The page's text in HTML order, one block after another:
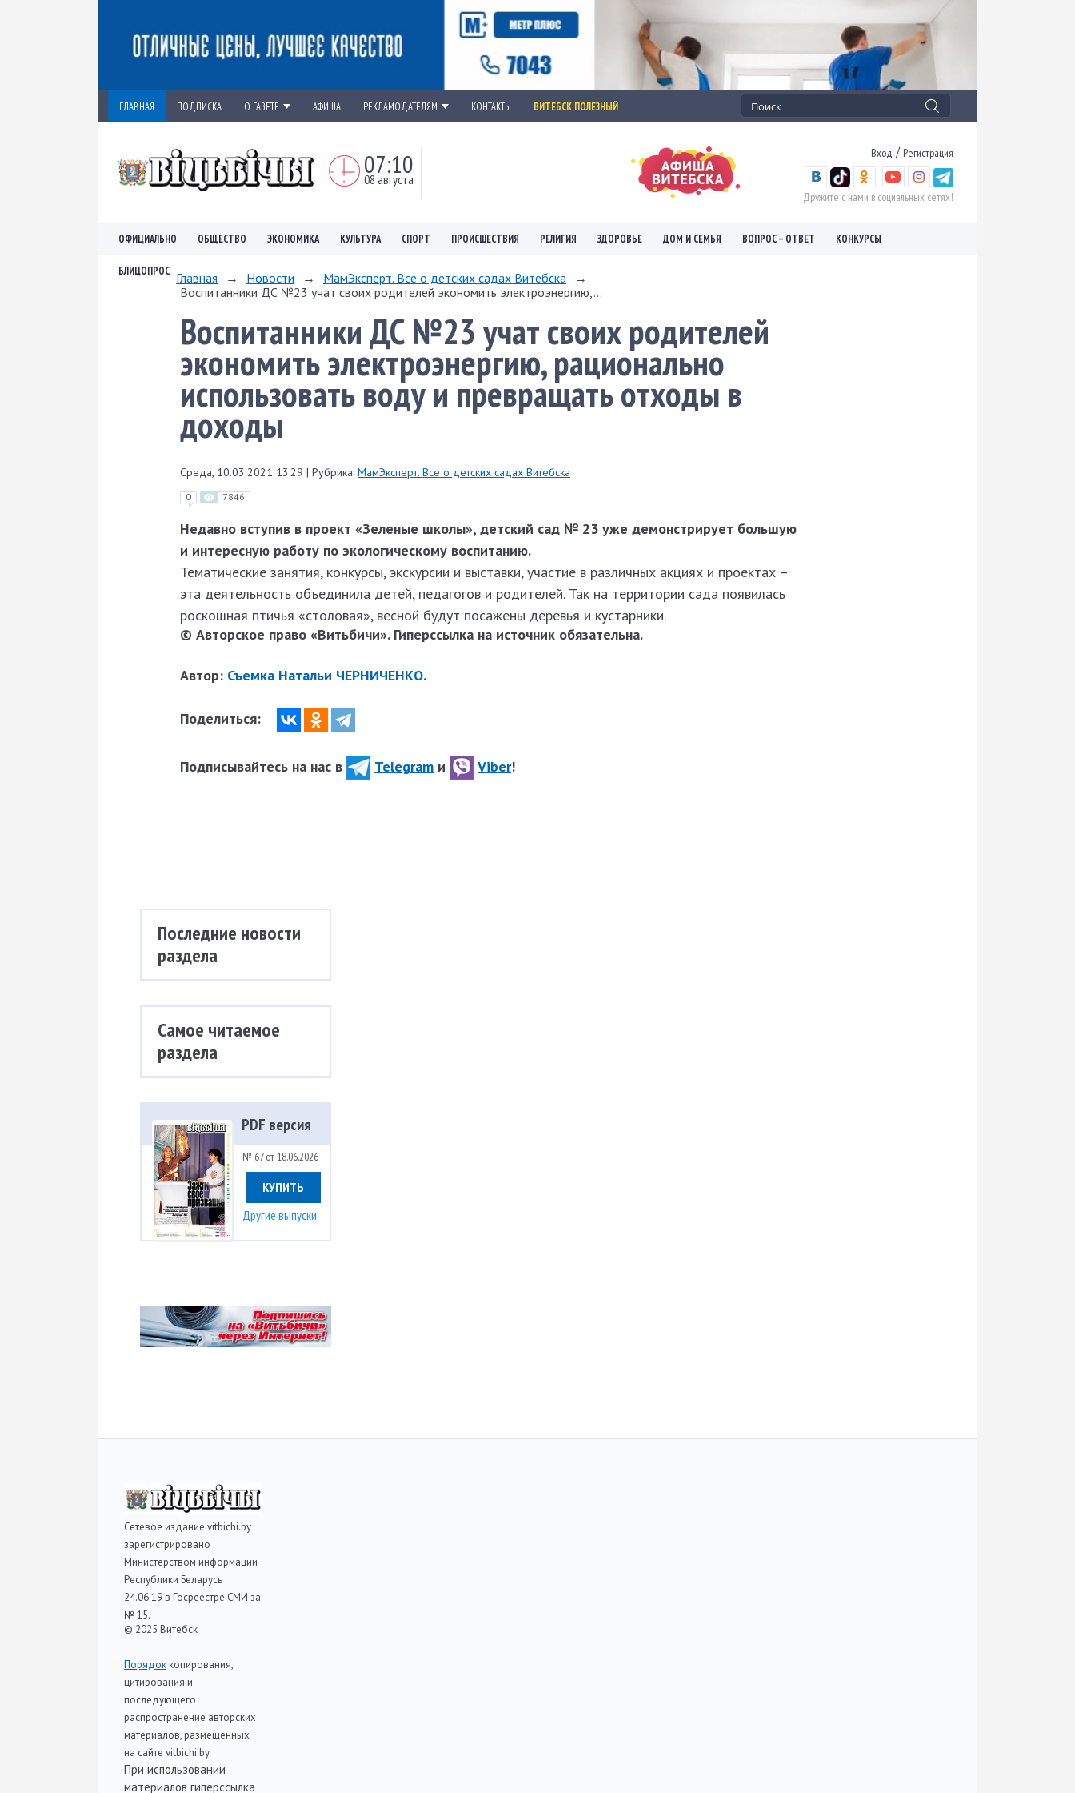
ГЛАВНАЯ ПОДПИСКА О ГАЗЕТЕ АФИША РЕКЛАМОДАТЕЛЯМ КОНТАКТЫ ВИТЕБСК ПОЛЕЗНЫЙ
07:10
08 августа
Вход / Регистрация
Дружите с нами в социальных сетях!
ОФИЦИАЛЬНО ОБЩЕСТВО ЭКОНОМИКА КУЛЬТУРА СПОРТ ПРОИСШЕСТВИЯ РЕЛИГИЯ ЗДОРОВЬЕ ДОМ И СЕМЬЯ ВОПРОС – ОТВЕТ КОНКУРСЫ
БЛИЦОПРОС Главная → Новости → МамЭксперт. Все о детских садах Витебска
→
Воспитанники ДС №23 учат своих родителей экономить электроэнергию,...
Воспитанники ДС №23 учат своих родителей
экономить электроэнергию, рационально
использовать воду и превращать отходы в
доходы
Среда, 10.03.2021 13:29 | Рубрика: МамЭксперт. Все о детских садах Витебска
0 7846
Недавно вступив в проект «Зеленые школы», детский сад № 23 уже демонстрирует большую
и интересную работу по экологическому воспитанию.
Тематические занятия, конкурсы, экскурсии и выставки, участие в различных акциях и проектах –
эта деятельность объединила детей, педагогов и родителей. Так на территории сада появилась
роскошная птичья «столовая», весной будут посажены деревья и кустарники.
© Авторское право «Витьбичи». Гиперссылка на источник обязательна.
Автор: Съемка Натальи ЧЕРНИЧЕНКО.
Поделиться:
Подписывайтесь на нас в Telegram и Viber!
Последние новости
раздела
Самое читаемое
раздела
PDF версия
№ 67 от 18.06.2026
КУПИТЬ
Другие выпуски
Сетевое издание vitbichi.by
зарегистрировано
Министерством информации
Республики Беларусь
24.06.19 в Госреестре СМИ за
№ 15.
© 2025 Витебск
Порядоккопирования,
цитирования и
последующего
распространение авторских
материалов, размещенных
на сайте vitbichi.by
При использовании
материалов гиперссылка